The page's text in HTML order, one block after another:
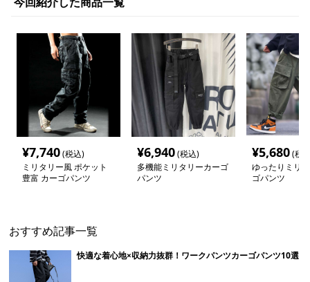
¥7,740(税込)
ミリタリー風 ポケット
豊富 カーゴパンツ
¥6,940(税込)
多機能ミリタリーカーゴ
パンツ
¥5,680(税
ゆったりミリ
ゴパンツ
おすすめ記事一覧
快適な着心地×収納力抜群！ワークパンツカーゴパンツ10選